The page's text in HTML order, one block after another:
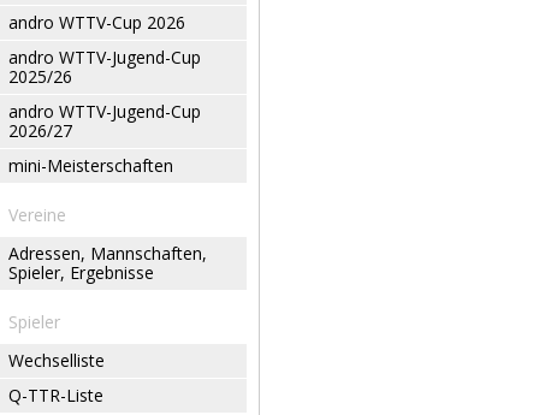
andro WTTV-Cup 2026
andro WTTV-Jugend-Cup
2025/26
andro WTTV-Jugend-Cup
2026/27
mini-Meisterschaften
Vereine
Adressen, Mannschaften,
Spieler, Ergebnisse
Spieler
Wechselliste
Q-TTR-Liste